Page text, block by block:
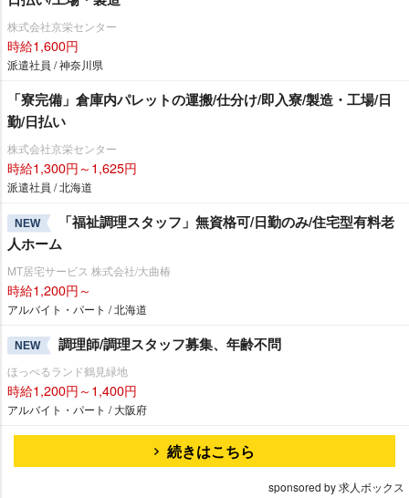
株式会社京栄センター
時給1,600円
派遣社員 / 神奈川県
「寮完備」倉庫内パレットの運搬/仕分け/即入寮/製造・工場/日
勤/日払い
株式会社京栄センター
時給1,300円～1,625円
派遣社員 / 北海道
NEW
「福祉調理スタッフ」無資格可/日勤のみ/住宅型有料老
人ホーム
MT居宅サービス 株式会社/大曲椿
時給1,200円～
アルバイト・パート / 北海道
NEW 調理師/調理スタッフ募集、年齢不問
ほっぺるランド鶴見緑地
時給1,200円～1,400円
アルバイト・パート / 大阪府
続きはこちら
sponsored by 求人ボックス